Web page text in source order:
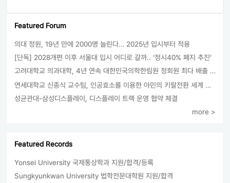
Featured Forum
의대 정원, 19년 만에 2000명 늘린다… 2025년 입시부터 적용
[단독] 2028개편 이후 서울대 입시 어디로 갈까.. ‘정시40% 폐지 추진’
고려대학교 의과대학, 4년 연속 대한민국의학한림원 정회원 최다 배출 外
연세대학교 신종식 교수팀, 인공효소를 이용한 아민의 키랄전환 세계 최초로 성공
성균관대-삼성디스플레이, 디스플레이 트랙 운영 협약 체결
more >
Featured Records
Yonsei University 국제통상학과 지원/합격/등록
Sungkyunkwan University 법학전문대학원 지원/합격